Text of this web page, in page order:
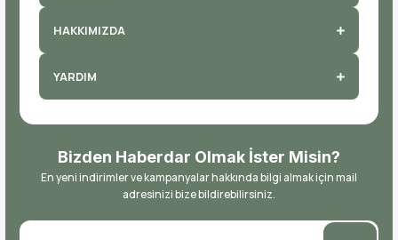
HAKKIMIZDA
YARDIM
Bizden Haberdar Olmak İster Misin?
En yeni indirimler ve kampanyalar hakkında bilgi almak için mail
adresinizi bize bildirebilirsiniz.